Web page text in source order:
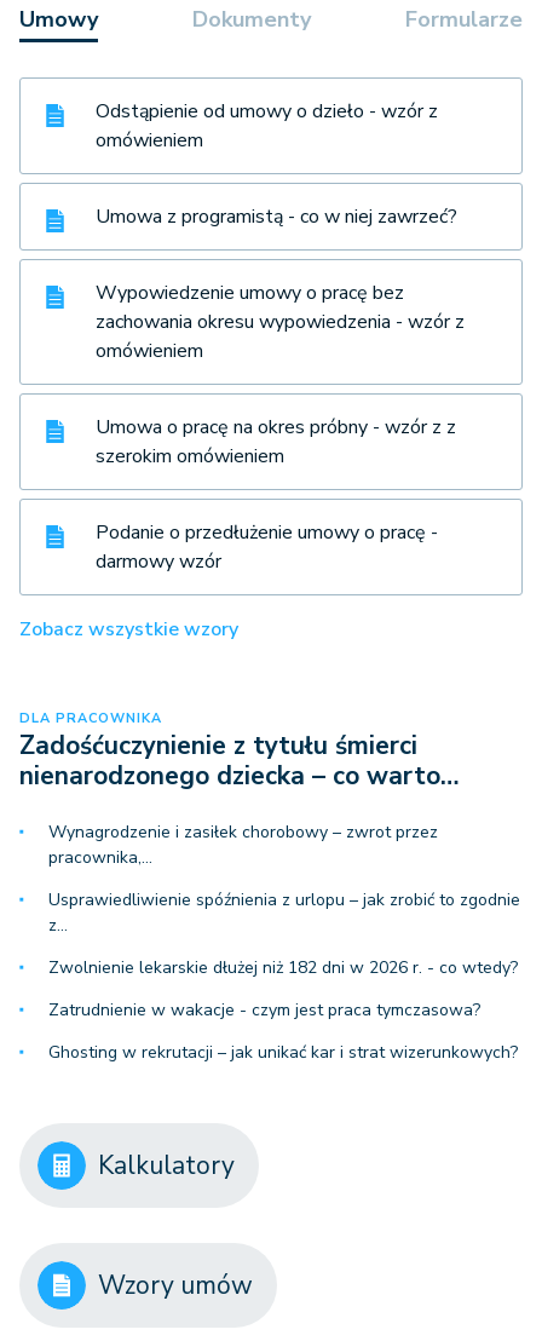
Umowy Dokumenty Formularze
Odstąpienie od umowy o dzieło - wzór z
omówieniem
Umowa z programistą - co w niej zawrzeć?
Wypowiedzenie umowy o pracę bez
zachowania okresu wypowiedzenia - wzór z
omówieniem
Umowa o pracę na okres próbny - wzór z z
szerokim omówieniem
Podanie o przedłużenie umowy o pracę -
darmowy wzór
Zobacz wszystkie wzory
DLA PRACOWNIKA
Zadośćuczynienie z tytułu śmierci
nienarodzonego dziecka – co warto…
Wynagrodzenie i zasiłek chorobowy – zwrot przez
pracownika,…
Usprawiedliwienie spóźnienia z urlopu – jak zrobić to zgodnie
z…
Zwolnienie lekarskie dłużej niż 182 dni w 2026 r. - co wtedy?
Zatrudnienie w wakacje - czym jest praca tymczasowa?
Ghosting w rekrutacji – jak unikać kar i strat wizerunkowych?
Kalkulatory
Wzory umów